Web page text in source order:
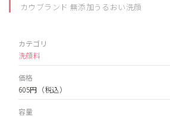
カウブランド 無添加うるおい洗顔
カテゴリ
洗顔料
価格
605円 （税込）
容量